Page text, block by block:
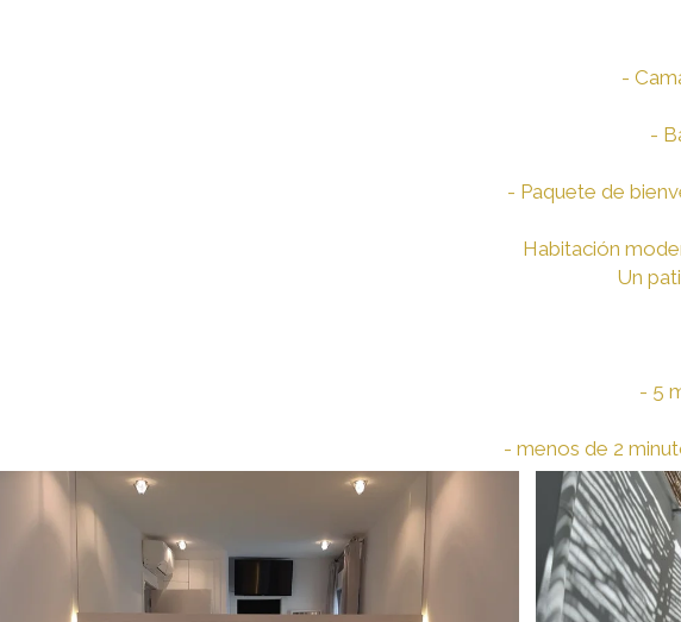
-
-
- Paquete de
Habitación
Un
- 5
- menos de 2